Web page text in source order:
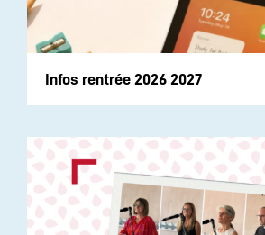
Infos rentrée 2026 2027